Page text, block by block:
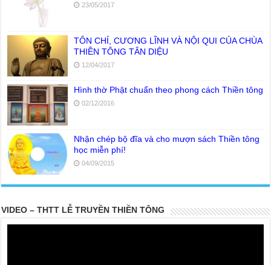
23/05/2017
TÔN CHỈ, CƯƠNG LĨNH VÀ NỘI QUI CỦA CHÙA
THIỀN TÔNG TÂN DIỆU
12/04/2017
Hình thờ Phật chuẩn theo phong cách Thiền tông
02/12/2016
Nhận chép bộ đĩa và cho mượn sách Thiền tông
học miễn phí!
04/09/2015
VIDEO – THTT LỄ TRUYỀN THIỀN TÔNG